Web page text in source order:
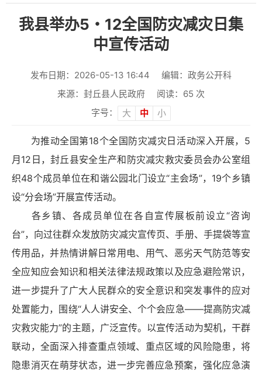
我县举办5・12全国防灾减灾日集
中宣传活动
发布日期：2026-05-13 16:44
编辑：政务公开科
来源：封丘县人民政府
阅读： 65 次
字号：
大 中 小
为推动全国第18个全国防灾减灾日活动深入开展，5
月12日，封丘县安全生产和防灾减灾救灾委员会办公室组
织48个成员单位在和谐公园北门设立“主会场”，19个乡镇
设“分会场”开展宣传活动。
各乡镇、各成员单位在各自宣传展板前设立“咨询
台”，向过往群众发放防灾减灾宣传页、手册、手提袋等宣
传用品，并热情讲解日常用电、用气、恶劣天气防范等安
全应知应会知识和相关法律法规政策以及应急避险常识，
进一步提升了广大人民群众的安全意识和突发事件的应对
处置能力，围绕“人人讲安全、个个会应急——提高防灾减
灾救灾能力”的主题，广泛宣传。以宣传活动为契机，干群
联动，全面深入排查重点领域、重点区域的风险隐患，将
隐患消灭在萌芽状态，进一步完善应急预案，强化应急演